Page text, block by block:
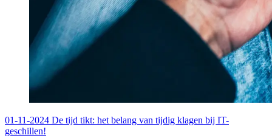
01-11-2024 De tijd tikt: het belang van tijdig klagen bij IT-
geschillen!